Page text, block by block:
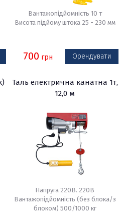
Вантажопідйомність 10 т
Висота підйому штока 25 - 230 мм
700 грн Орендувати
Таль електрична канатна 1т,
12,0 м
Напруга 220В. 220В
Вантажопідйомність (без блока/з
блоком) 500/1000 кг